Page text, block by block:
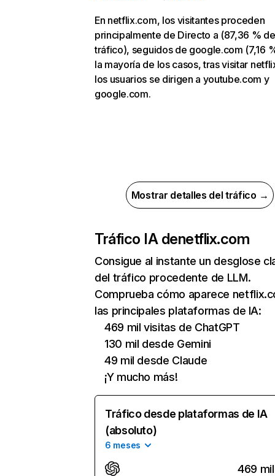
En netflix.com, los visitantes proceden
principalmente de Directo a (87,36 % de
tráfico), seguidos de google.com (7,16
la mayoría de los casos, tras visitar
los usuarios se dirigen a youtube.com y
google.com.
Mostrar detalles del tráfico →
Tráfico IA denetflix.com
Consigue al instante un desglose
del tráfico procedente de LLM.
Comprueba cómo aparece
las principales plataformas de IA:
469 mil visitas de ChatGPT
130 mil desde Gemini
49 mil desde Claude
¡Y mucho más!
Tráfico desde plataformas de IA
(absoluto)
6 meses
469 mil